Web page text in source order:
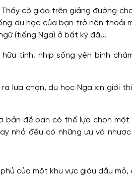
cô giáo trên giảng đường
du học của bạn trở nên thoải
(tiếng Nga) ở bất kỳ đâu.
tình, nhịp sống yên bình
lựa chọn, du học Nga xin giới
bản để bạn có thể lựa chọn một
nhỏ đều có những ưu và
của một khu vực giàu dầu mỏ,